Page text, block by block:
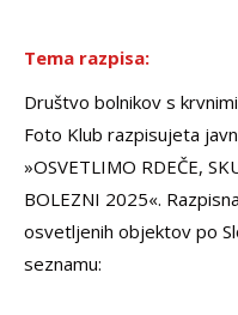
Tema razpisa:
Društvo bolnikov s
Foto Klub razpisujeta
»OSVETLIMO RDEČE,
BOLEZNI 2025«.
osvetljenih objektov po
seznamu: